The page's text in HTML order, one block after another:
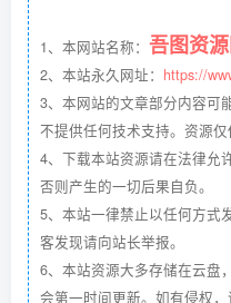
1、本网站名称： 吾图资
2、本站永久网址： https://
3、本网站的文章部分内容可
不提供任何技术支持。资源仅
4、下载本站资源请在法律允
否则产生的一切后果自负。
5、本站一律禁止以任何方式
客发现请向站长举报。
6、本站资源大多存储在云盘
会第一时间更新。如有侵权